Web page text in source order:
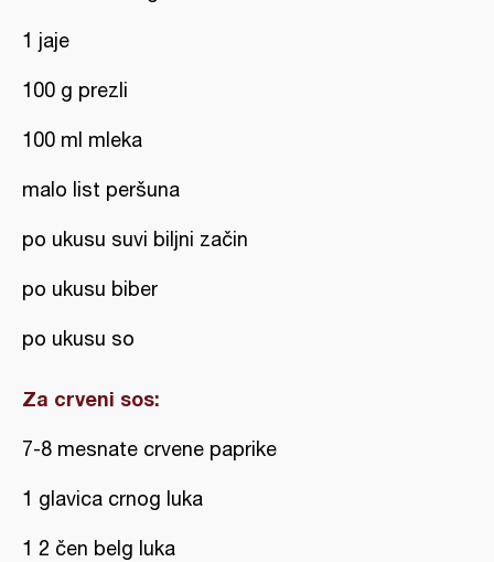
1 jaje
100 g prezli
100 ml mleka
malo list peršuna
po ukusu suvi biljni začin
po ukusu biber
po ukusu so
Za crveni sos:
7-8 mesnate crvene paprike
1 glavica crnog luka
1 2 čen belg luka